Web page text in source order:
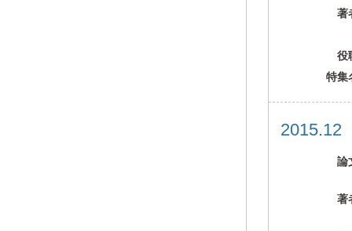
著
役
特集
論
著